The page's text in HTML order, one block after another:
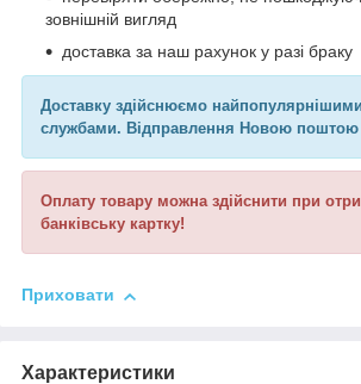
зовнішній вигляд
доставка за наш рахунок у разі браку
Доставку здійснюємо
службами. Відправлення Новою
Оплату товару можна здійснити при
банківську картку!
Приховати
Характеристики